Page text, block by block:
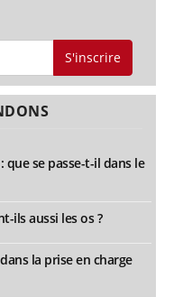
S'inscrire
que se passe-t-il dans le
ils aussi les os ?
la prise en charge